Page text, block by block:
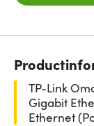
TP-Link
Gigabit
Ethernet